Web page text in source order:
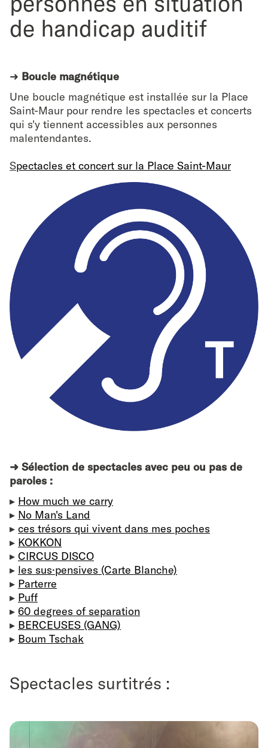
de handicap auditif
➜ Boucle magnétique
Une boucle magnétique est installée sur la Place
Saint-Maur pour rendre les spectacles et concerts
qui s'y tiennent accessibles aux personnes
malentendantes.
Spectacles et concert sur la Place Saint-Maur
➜ Sélection de spectacles avec peu ou pas de
paroles :
▸ How much we carry
▸ No Man's Land
▸ ces trésors qui vivent dans mes poches
▸ KOKKON
▸ CIRCUS DISCO
▸ les sus·pensives (Carte Blanche)
▸ Parterre
▸ Puff
▸ 60 degrees of separation
▸ BERCEUSES (GANG)
▸ Boum Tschak
Spectacles surtitrés :